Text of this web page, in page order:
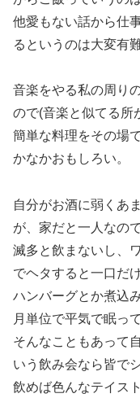
他愛もない話から仕
るというのは大変有
音楽をやる私の周り
ので(音楽と似てる所
簡単な料理をその場
かなかおもしろい。
自分がお酒に弱くあ
が、家だと一人なの
滅多と飲まないし、
でヘタすると一口だ
ハンバーグとか煮込
月単位で平気で眠っ
そんなこともあって
いう飲み会なら皆で
飲めば色んなテイス